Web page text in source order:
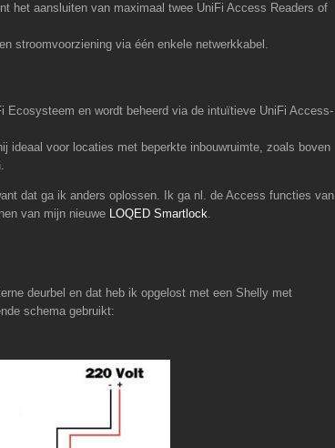
het aansluiten van maximaal twee UniFi Access Readers of
stroomvoorziening via één enkele netwerkkabel.
Ecosysteem en wordt beheerd via de intuïtieve UniFi Access-
ideaal voor locaties met beperkte inbouwruimte, zoals boven
dat ga ik anders oplossen. Ik ga nl. de Access functies van
van mijn nieuwe LOQED Smartlock.
deurbel en dat heb ik opgelost met een Shelly met
schema gebruikt: